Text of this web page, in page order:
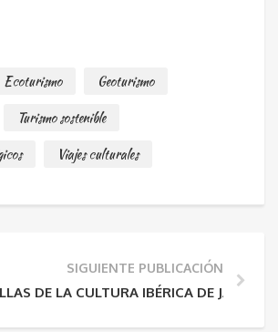
Ecoturismo
Geoturismo
Turismo sostenible
Viajes culturales
SIGUIENTE PUBLICACIÓN
DE LA CULTURA IBÉRICA DE JAÉN